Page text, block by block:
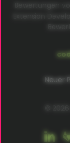
Neuer
Bewertungen